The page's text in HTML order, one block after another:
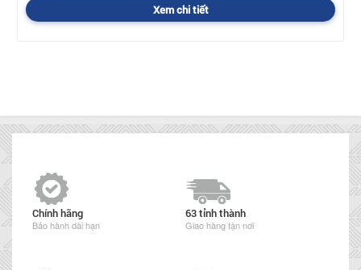
Xem chi tiết
Chính hãng
Bảo hành dài hạn
63 tỉnh thành
Giao hàng tận nơi